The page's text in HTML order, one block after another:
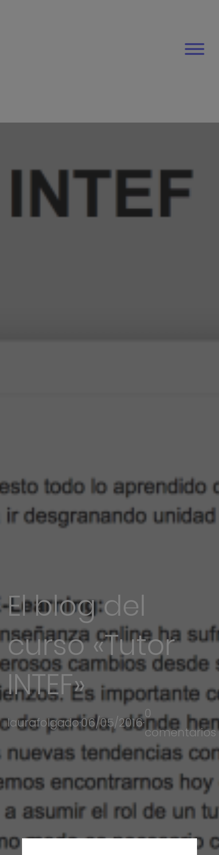
El blog del
curso «Tutor
INTEF»
laurafolgado·06/05/2016·
0
comentarios